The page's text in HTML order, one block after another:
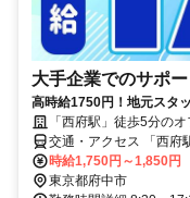
大手企業でのサポ
高時給1750円！地元スタ
「西府駅」徒歩5分のオ
交通・アクセス 「西府
時給1,750円～1,850円
東京都府中市